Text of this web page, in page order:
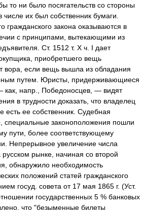
то ни было посягательств со стороны
числе их был собственник бумаги.
гражданского закона оказываются в
с принципами, вытекающими из
Ст. 1512 т. Х ч. I дает
приобретшего вещь
вора, если вещь вышла из обладания
путем. Юристы, придерживающиеся
как, напр., Победоносцев, — видят
в трудности доказать, что владелец
есть ее собственник. Судебная
специальные законоположения пошли
пути, более соответствующему
Непрерывное увеличение числа
рынке, начиная со второй
обнаружило необходимость
положений статей гражданского
госуд. совета от 17 мая 1865 г. (Уст.
государственных 5 % банковых
что "безыменные билеты